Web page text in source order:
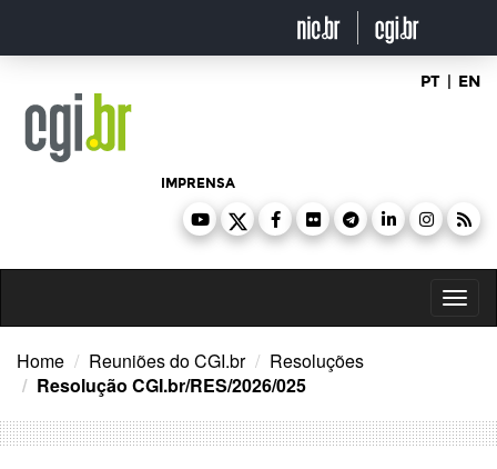
o
PT | EN
IMPRENSA
Home Reuniões do CGI.br
Resoluções
Resolução CGI.br/RES/2026/025